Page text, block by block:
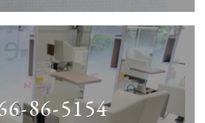
86-5154